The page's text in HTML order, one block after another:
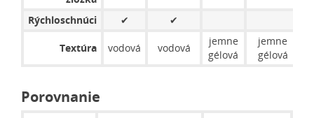
Rýchloschnúci
✔ ✔
Textúra vodová vodová
jemne
gélová
jemne
gélová
Porovnanie